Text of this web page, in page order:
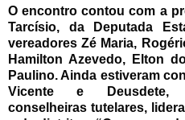
O encontro contou com a
Tarcísio, da Deputada
vereadores Zé Maria,
Hamilton Azevedo, Elton
Paulino. Ainda estiveram
Vicente e Deusdete,
conselheiras tutelares,